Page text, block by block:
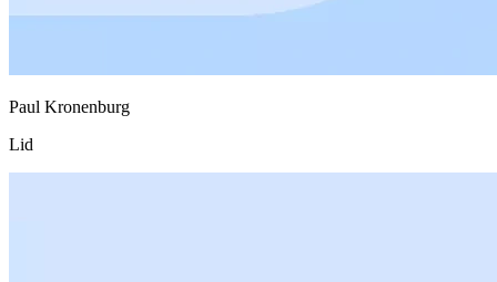
Paul Kronenburg
Lid